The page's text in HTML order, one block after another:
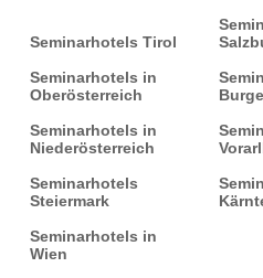
Seminarhotels Tirol
Seminarhotels in
Oberösterreich
Seminarhotels in
Niederösterreich
Seminarhotels
Steiermark
Seminarhotels in
Wien